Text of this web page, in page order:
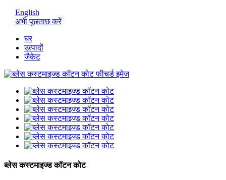
English
अभी पूछताछ करें
घर
उत्पादों
जैकेट
ब्लेस कस्टमाइज्ड कॉटन कोट